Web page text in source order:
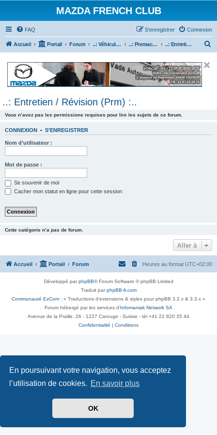
En poursuivant votre navigation, vous acceptez
l’utilisation de cookies. En savoir plus
OK
MAZDA FRENCH CLUB
FAQ Connexion
S’enregistrer
Accueil Portail Forum ..: Véhicules Mazda ancien (<2003) :.. ..: Premacy :.. ..: Entretien / Révision (Prm) :..
e
..: Entretien / Révision (Prm) :..
Vous n’avez pas les permissions requises pour lire les sujets de ce forum.
CONNEXION • S’ENREGISTRER
Nom d’utilisateur :
Mot de passe :
Se souvenir de moi
Cacher mon statut en ligne pour cette session
Cette catégorie n’a pas de forum.
Aller à
Accueil Portail Forum Heures au format UTC+02:00
Développé parphpBB® Forum Software © phpBB Limited
Traduit parphpBB-fr.com
Communauté EzCom : « Traductions d'extensions & styles pour phpBB 3.2.x & 3.3.x »
Forum hébergé par les services d’ Infomaniak Network SA
Avenue de la Praille, 26 - 1227 Carouge - Suisse - tél +41 22 820 35 44
Confidentialité
Conditions